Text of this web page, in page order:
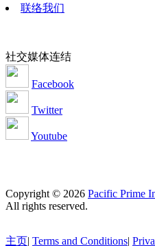
联络我们
社交媒体连结
Facebook
Twitter
Youtube
Copyright © 2026 Pacific Prime
All rights reserved.
主页| Terms and Conditions|